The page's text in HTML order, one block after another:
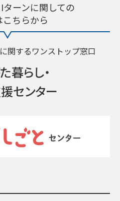
ーンに関しての
こちらから
関するワンストップ窓口
暮らし・
センター